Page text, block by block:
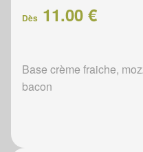
Dès 11.00 €
Base crème fraiche,
bacon